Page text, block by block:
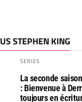
STEPHEN KING
SERIES
La seconde
: Bienvenue à
toujours en